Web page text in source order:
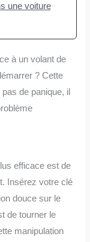
une voiture
à un volant de
? Cette
de panique, il
efficace est de
Insérez votre clé
douce sur le
de tourner le
manipulation